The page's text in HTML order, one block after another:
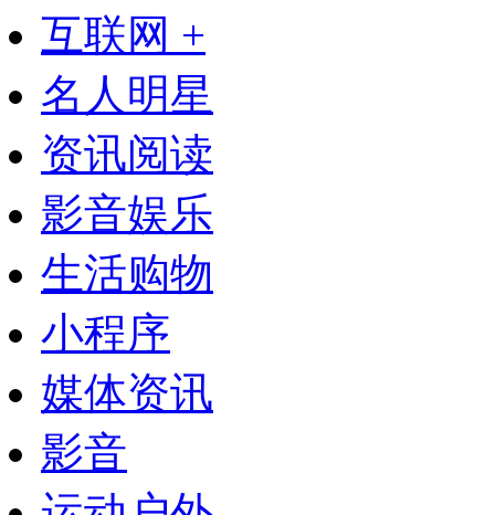
互联网 +
名人明星
资讯阅读
影音娱乐
生活购物
小程序
媒体资讯
影音